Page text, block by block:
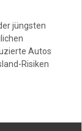
jüngsten
Autos
Risiken